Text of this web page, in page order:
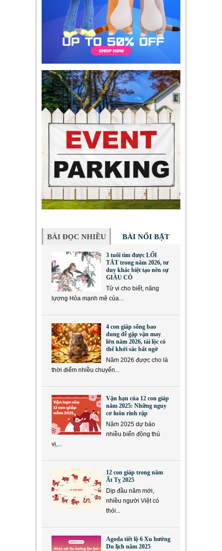
BÀI ĐỌC NHIỀU BÀI NỔI BẬT
3 tuổi tìm được LỐI
TẮT trong năm 2026, tư
duy khác biệt tạo nên sự
GIÀU CÓ
Tử vi cho biết, năng
lượng Hỏa mạnh mẽ của...
4 con giáp sống bao
dung dễ gặp vận may
lớn năm 2026, tài lộc có
thể khởi sắc bất ngờ
Năm 2026 được cho là
thời điểm nhiều chuyển...
Vận hạn của 12 con giáp
năm 2025: Những nguy
cơ luôn rình rập
Năm 2025 dự báo
nhiều biến động thú
vị,...
12 con giáp trong năm
Ất Tỵ 2025
Dịp đầu năm mới,
nhiều người Việt có
thói...
Agoda tiết lộ 6 Xu hướng
Du lịch năm 2025